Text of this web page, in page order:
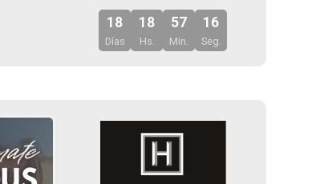
18
Días
18
Hs.
57
Min.
14
Seg.